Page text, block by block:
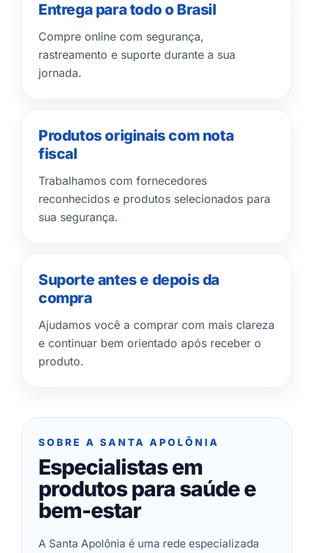
Entrega para todo o Brasil
Compre online com segurança,
rastreamento e suporte durante a sua
jornada.
Produtos originais com nota
fiscal
Trabalhamos com fornecedores
reconhecidos e produtos selecionados para
sua segurança.
Suporte antes e depois da
compra
Ajudamos você a comprar com mais clareza
e continuar bem orientado após receber o
produto.
SOBRE A SANTA APOLÔNIA
Especialistas em
produtos para saúde e
bem-estar
A Santa Apolônia é uma rede especializada